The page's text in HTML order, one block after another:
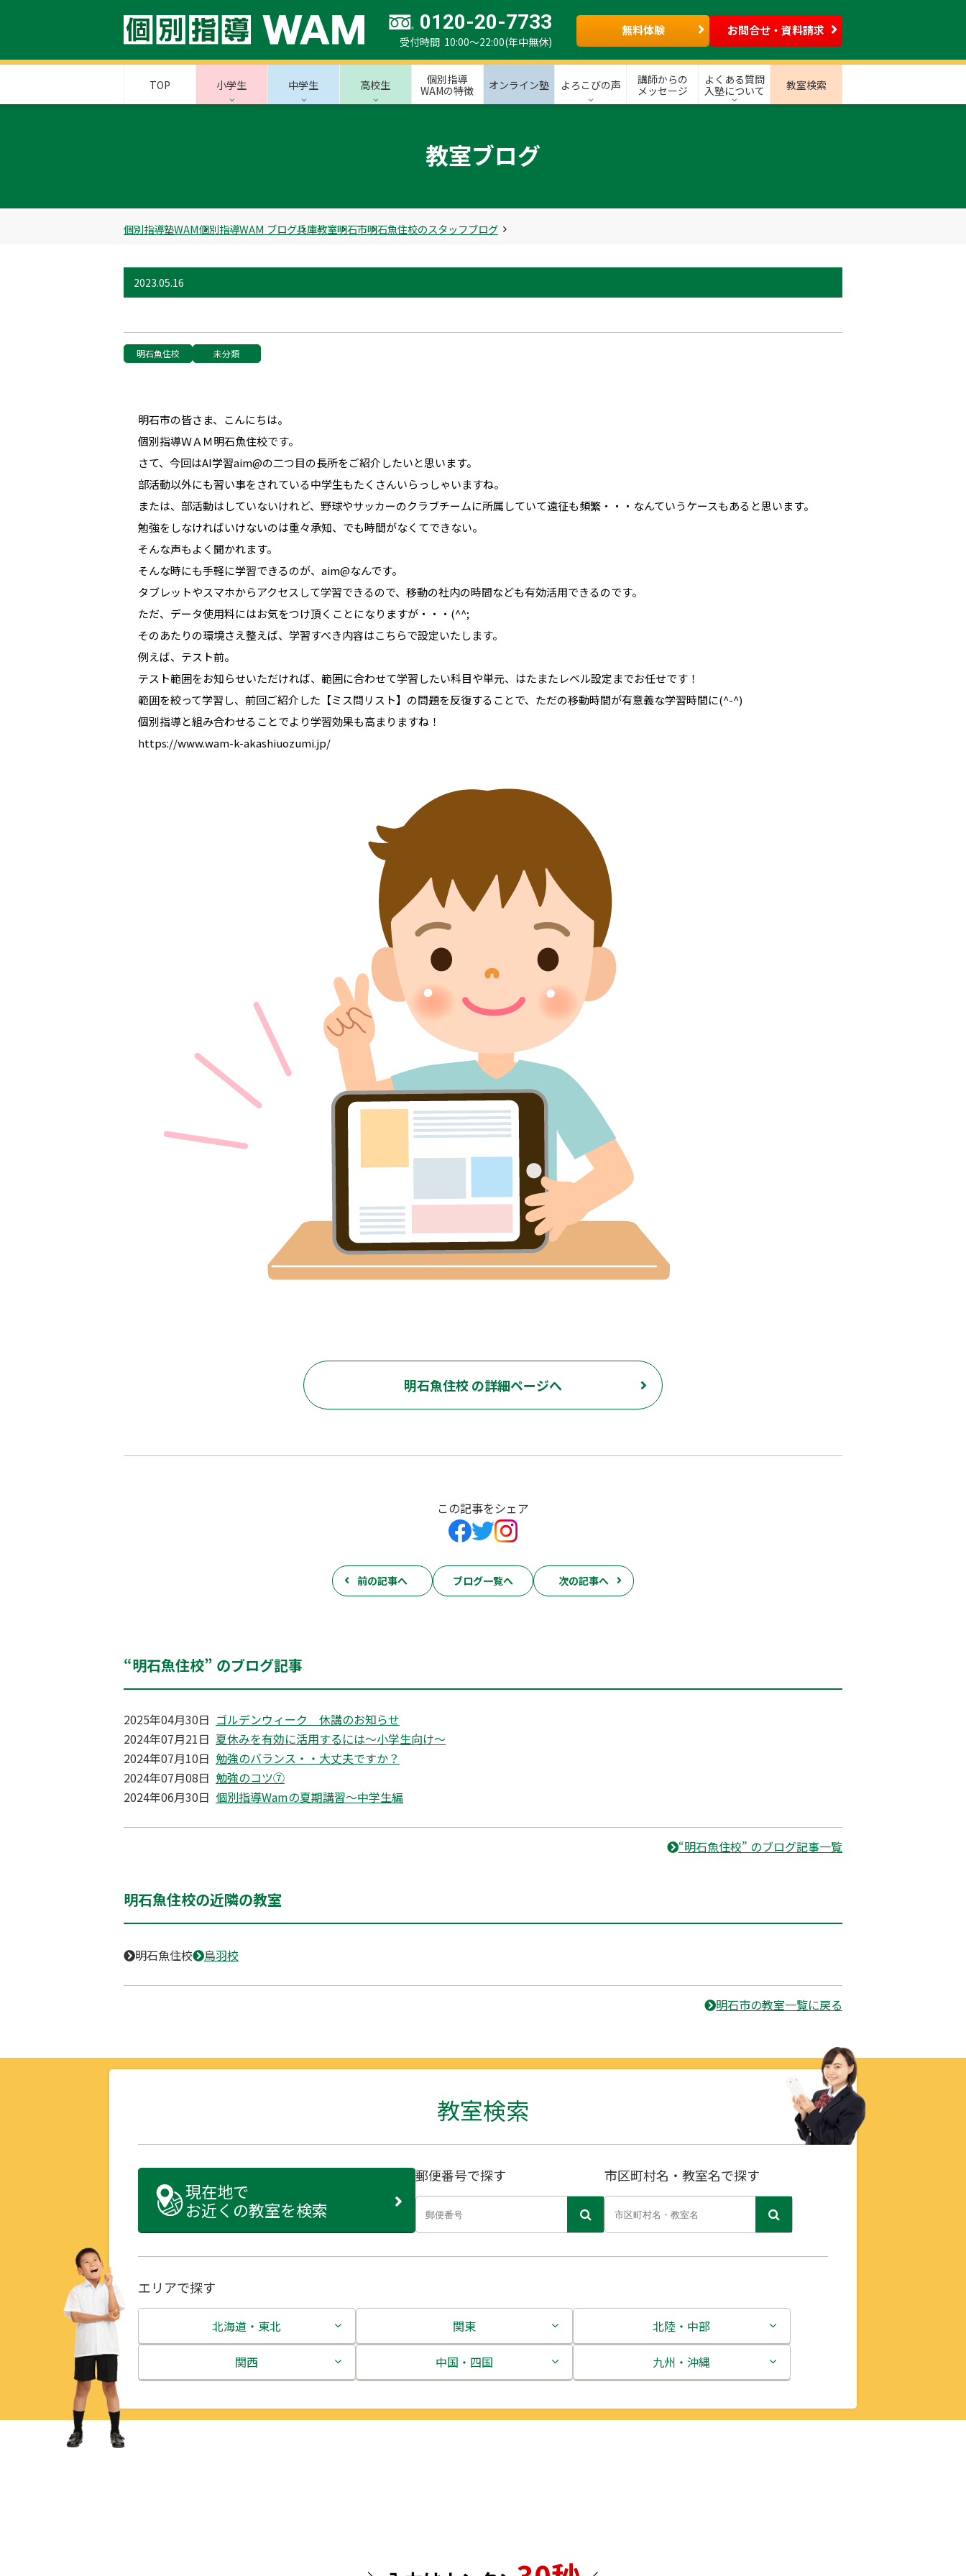
0120-20-7733
受付時間 10:00～22:00(年中無休)
無料体験 お問合せ・資料請求
TOP 小学生 中学生 高校生
個別指導
WAMの特徴
オンライン塾 よろこびの声
講師からの
メッセージ
よくある質問
入塾について
教室検索
教室ブログ
個別指導塾WAM個別指導WAM ブログ兵庫教室明石市明石魚住校のスタッフブログ
2023.05.16
明石魚住校 未分類
明石市の皆さま、こんにちは。
個別指導ＷＡＭ明石魚住校です。
さて、今回はAI学習aim@の二つ目の長所をご紹介したいと思います。
部活動以外にも習い事をされている中学生もたくさんいらっしゃいますね。
または、部活動はしていないけれど、野球やサッカーのクラブチームに所属していて遠征も頻繁・・・なんていうケースもあると思います。
勉強をしなければいけないのは重々承知、でも時間がなくてできない。
そんな声もよく聞かれます。
そんな時にも手軽に学習できるのが、aim@なんです。
タブレットやスマホからアクセスして学習できるので、移動の社内の時間なども有効活用できるのです。
ただ、データ使用料にはお気をつけ頂くことになりますが・・・(^^;
そのあたりの環境さえ整えば、学習すべき内容はこちらで設定いたします。
例えば、テスト前。
テスト範囲をお知らせいただければ、範囲に合わせて学習したい科目や単元、はたまたレベル設定までお任せです！
範囲を絞って学習し、前回ご紹介した【ミス問リスト】の問題を反復することで、ただの移動時間が有意義な学習時間に(^-^)
個別指導と組み合わせることでより学習効果も高まりますね！
https://www.wam-k-akashiuozumi.jp/
明石魚住校 の詳細ページへ
この記事をシェア
前の記事へ ブログ一覧へ 次の記事へ
“明石魚住校” のブログ記事
2025年04月30日 ゴルデンウィーク 休講のお知らせ
2024年07月21日 夏休みを有効に活用するには～小学生向け～
2024年07月10日 勉強のバランス・・大丈夫ですか？
2024年07月08日 勉強のコツ⑦
2024年06月30日 個別指導Wamの夏期講習〜中学生編
“明石魚住校” のブログ記事一覧
明石魚住校の近隣の教室
明石魚住校 鳥羽校
明石市の教室一覧に戻る
教室検索
現在地で
お近くの教室を検索
郵便番号で探す 市区町村名・教室名で探す
エリアで探す
北海道・東北
北海道
関東
茨城県
神奈川県
北陸・中部
新潟県
関西
中国・四国
徳島県
九州・沖縄